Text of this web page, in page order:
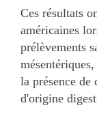
Ces résultats
américaines
prélèvements
la présence
d'origine